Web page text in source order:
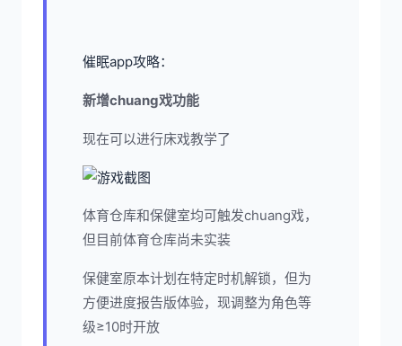
催眠app攻略：
新增chuang戏功能
现在可以进行床戏教学了
体育仓库和保健室均可触发chuang戏，
但目前体育仓库尚未实装
保健室原本计划在特定时机解锁，但为
方便进度报告版体验，现调整为角色等
级≥10时开放